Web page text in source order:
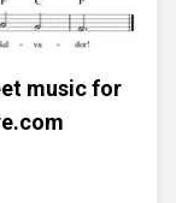
music for